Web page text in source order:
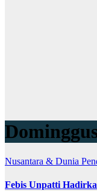
Nusantara & Dunia
Febis Unpatti